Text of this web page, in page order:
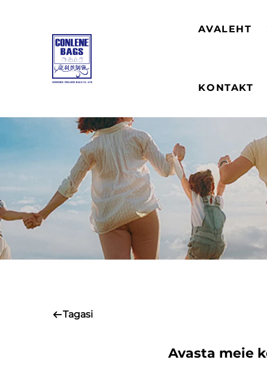
AVALEHT
KONTAKT
Tagasi
Avasta meie